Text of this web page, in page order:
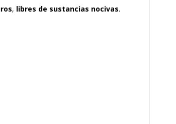
, libres de sustancias nocivas.